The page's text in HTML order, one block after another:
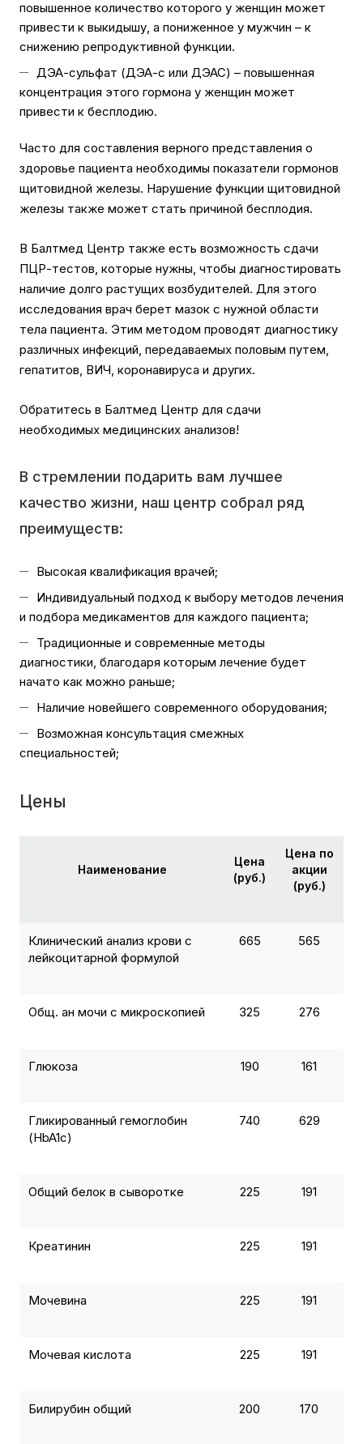
повышенное количество которого у женщин может
привести к выкидышу, а пониженное у мужчин – к
снижению репродуктивной функции.
ДЭА-сульфат (ДЭА-с или ДЭАС) – повышенная
концентрация этого гормона у женщин может
привести к бесплодию.
Часто для составления верного представления о
здоровье пациента необходимы показатели гормонов
щитовидной железы. Нарушение функции щитовидной
железы также может стать причиной бесплодия.
В Балтмед Центр также есть возможность сдачи
ПЦР-тестов, которые нужны, чтобы диагностировать
наличие долго растущих возбудителей. Для этого
исследования врач берет мазок с нужной области
тела пациента. Этим методом проводят диагностику
различных инфекций, передаваемых половым путем,
гепатитов, ВИЧ, коронавируса и других.
Обратитесь в Балтмед Центр для сдачи
необходимых медицинских анализов!
В стремлении подарить вам лучшее
качество жизни, наш центр собрал ряд
преимуществ:
Высокая квалификация врачей;
Индивидуальный подход к выбору методов лечения
и подбора медикаментов для каждого пациента;
Традиционные и современные методы
диагностики, благодаря которым лечение будет
начато как можно раньше;
Наличие новейшего современного оборудования;
Возможная консультация смежных
специальностей;
Цены
Наименование
Цена
(руб.)
Цена по
акции
(руб.)
Клинический анализ крови с
лейкоцитарной формулой
665 565
Общ. ан мочи с микроскопией 325 276
Глюкоза 190 161
Гликированный гемоглобин
(HbA1c)
740 629
Общий белок в сыворотке 225 191
Креатинин 225 191
Мочевина 225 191
Мочевая кислота 225 191
Билирубин общий 200 170